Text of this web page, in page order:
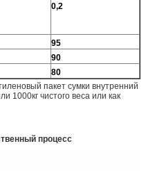
0,2
95
90
80
пакет сумки внутренний
1000кг чистого веса или как
процесс